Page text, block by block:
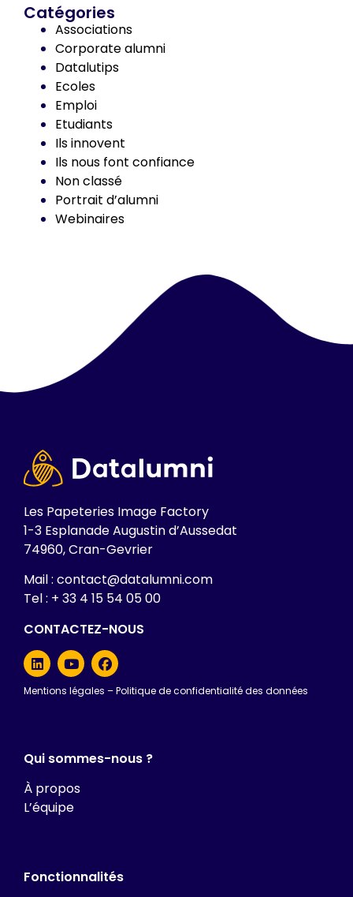
Catégories
Associations
Corporate alumni
Datalutips
Ecoles
Emploi
Etudiants
Ils innovent
Ils nous font confiance
Non classé
Portrait d’alumni
Webinaires
Les Papeteries Image Factory
1-3 Esplanade Augustin d’Aussedat
74960, Cran-Gevrier
Mail : contact@datalumni.com
Tel : + 33 4 15 54 05 00
CONTACTEZ-NOUS
Mentions légales –Politique de confidentialité des données
Qui sommes-nous ?
À propos
L’équipe
Fonctionnalités